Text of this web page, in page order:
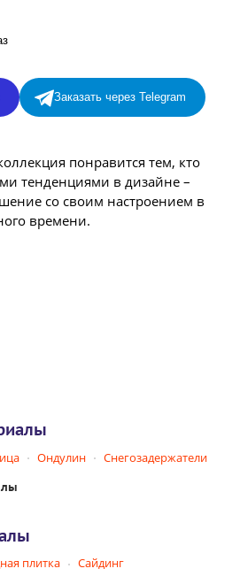
Заказать через Telegram
понравится тем, кто
тенденциями в дизайне –
со своим настроением в
времени.
Ондулин Снегозадержатели
плитка Сайдинг